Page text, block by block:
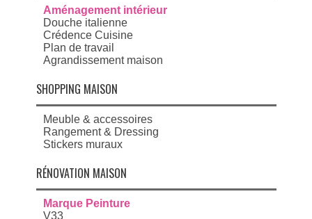
Aménagement intérieur
Douche italienne
Crédence Cuisine
Plan de travail
Agrandissement maison
SHOPPING MAISON
Meuble & accessoires
Rangement & Dressing
Stickers muraux
RÉNOVATION MAISON
Marque Peinture
V33